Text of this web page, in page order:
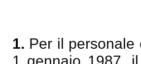
1. Per il personale
1 gennaio 1987,